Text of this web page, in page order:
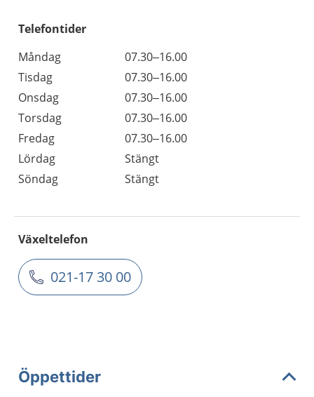
Telefontider
Måndag
07.30–16.00
Tisdag
07.30–16.00
Onsdag
07.30–16.00
Torsdag
07.30–16.00
Fredag
07.30–16.00
Lördag
Stängt
Söndag
Stängt
Växeltelefon
021-17 30 00
Öppettider